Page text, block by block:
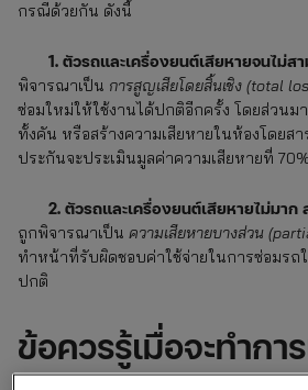
กรณีด้วยกัน ดังนี้
1. ตัวรถและเครื่องยนต์เสียหายจนไม่ส
พิจารณาเป็น การสูญเสียโดยสิ้นเชิง (total
ซ่อมใหม่ให้ใช้งานได้ปกติอีกครั้ง โดยส่วนม
ทั้งคัน หรือสร้างความเสียหายในห้องโดยส
ประกันจะประเมินมูลค่าความเสียหายที่
2. ตัวรถและเครื่องยนต์เสียหายไม่มาก
ถูกพิจารณาเป็น ความเสียหายบางส่วน
ทำหน้าที่รับผิดชอบค่าใช้จ่ายในการซ่อมรถ
ปกติ
ข้อควรรู้เมื่อจะทำกา